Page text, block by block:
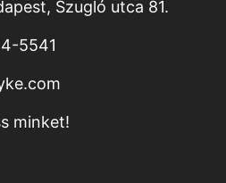
Szugló utca 81.
5541
minket!